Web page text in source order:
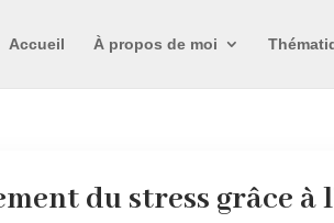
Accueil À propos de moi
du stress grâce à